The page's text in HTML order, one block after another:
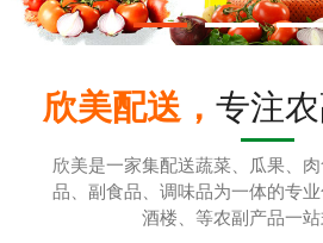
欣美配送， 专注
欣美是一家集配送蔬菜、瓜果、
品、副食品、调味品为一体的专业
酒楼、等农副产品一